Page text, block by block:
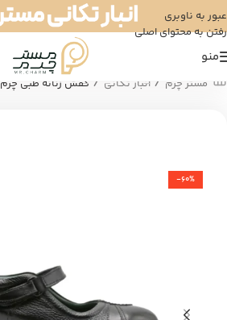
عبور به ناوبری
رفتن به محتوای اصلی
منو
مستر چرم / انبار تکانی / کفش زنانه طبی چرم mrc2118-17
-60%